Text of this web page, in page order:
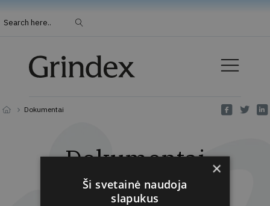
Search here..
Dokumentai
Dokumentai ×
Ši svetainė naudoja
slapukus